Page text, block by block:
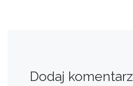
Dodaj komentarz